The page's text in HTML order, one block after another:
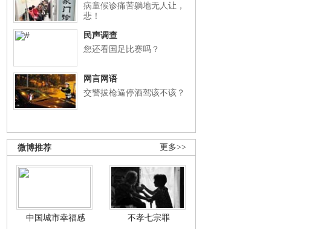
病童候诊痛苦躺地无人让，
悲！
民声调查
您还看国足比赛吗？
网言网语
交警拔枪逼停酒驾该不该？
更多>>
微博推荐
中国城市幸福感
不孝七宗罪